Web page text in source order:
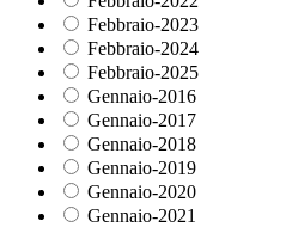
Febbraio-2023
Febbraio-2024
Febbraio-2025
Gennaio-2016
Gennaio-2017
Gennaio-2018
Gennaio-2019
Gennaio-2020
Gennaio-2021